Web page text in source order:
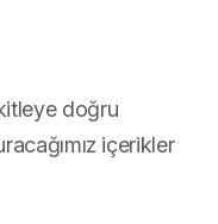
doğru
içerikler